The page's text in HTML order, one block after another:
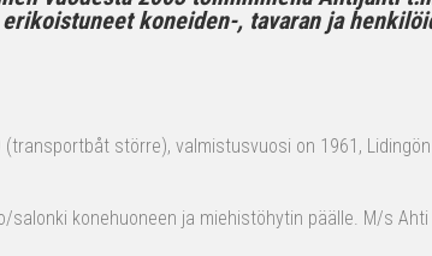
koneiden-, tavaran ja
större), valmistusvuosi on 1961,
konehuoneen ja miehistöhytin päälle. M/s